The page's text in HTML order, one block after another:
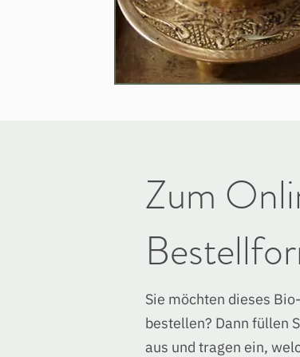
Zum
Sie möchten dieses
bestellen? Dann füllen
aus und tragen ein,